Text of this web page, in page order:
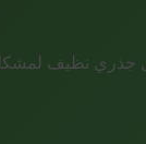
جذري نظيف